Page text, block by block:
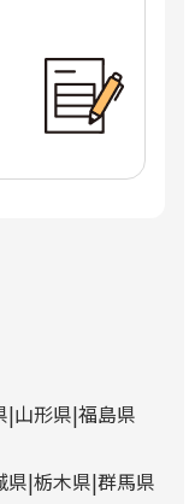
山形県 福島県
県 栃木県 群馬県